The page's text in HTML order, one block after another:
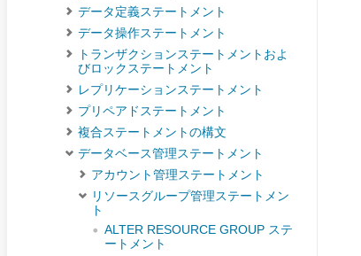
データ定義ステートメント
データ操作ステートメント
トランザクションステートメントおよ
びロックステートメント
レプリケーションステートメント
プリペアドステートメント
複合ステートメントの構文
データベース管理ステートメント
アカウント管理ステートメント
リソースグループ管理ステートメン
ト
ALTER RESOURCE GROUP ステ
ートメント